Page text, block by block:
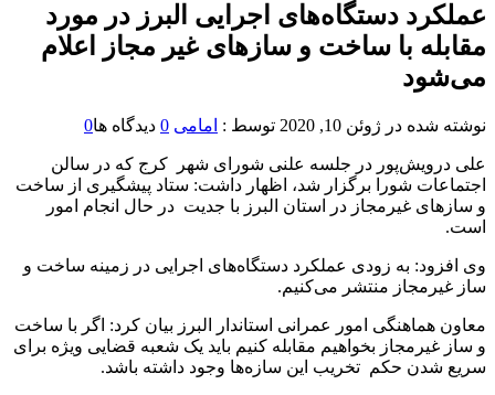
عملکرد دستگاه‌های اجرایی البرز در مورد
مقابله با ساخت و سازهای غیر مجاز اعلام
می‌شود
نوشته شده در ژوئن 10, 2020 توسط : امامی 0 دیدگاه ها0
علی درویش‌پور در جلسه علنی شورای شهر کرج که در سالن
اجتماعات شورا برگزار شد، اظهار داشت: ستاد پیشگیری از ساخت
و سازهای غیرمجاز در استان البرز با جدیت در حال انجام امور
است.
وی افزود: به زودی عملکرد دستگاه‌های ‌اجرایی در زمینه ساخت و
ساز غیرمجاز منتشر می‌کنیم.
معاون هماهنگی امور عمرانی استاندار البرز بیان کرد: اگر با ساخت
و ساز غیرمجاز بخواهیم مقابله کنیم باید یک شعبه قضایی ویژه برای
سریع شدن حکم تخریب این سازه‌ها وجود داشته باشد.